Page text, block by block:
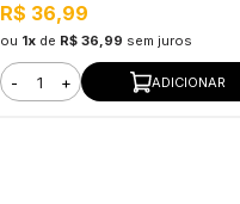
R$ 36,99
ou 1xde R$ 36,99 sem juros
- + ADICIONAR